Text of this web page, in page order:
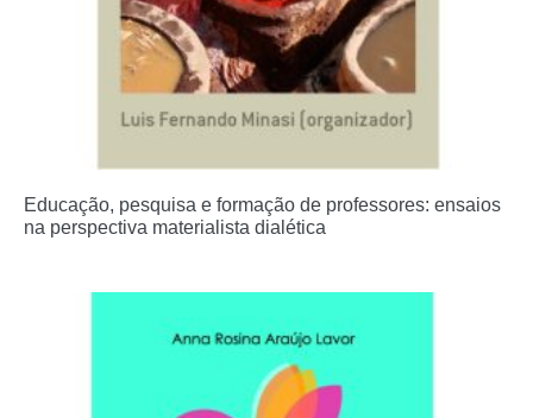
Educação, pesquisa e formação de professores: ensaios
na perspectiva materialista dialética